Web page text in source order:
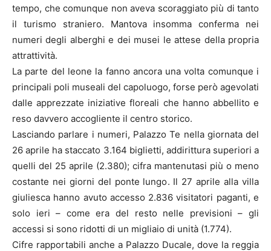
tempo, che comunque non aveva scoraggiato più di tanto
il turismo straniero. Mantova insomma conferma nei
numeri degli alberghi e dei musei le attese della propria
attrattività.
La parte del leone la fanno ancora una volta comunque i
principali poli museali del capoluogo, forse però agevolati
dalle apprezzate iniziative floreali che hanno abbellito e
reso davvero accogliente il centro storico.
Lasciando parlare i numeri, Palazzo Te nella giornata del
26 aprile ha staccato 3.164 biglietti, addirittura superiori a
quelli del 25 aprile (2.380); cifra mantenutasi più o meno
costante nei giorni del ponte lungo. Il 27 aprile alla villa
giuliesca hanno avuto accesso 2.836 visitatori paganti, e
solo ieri – come era del resto nelle previsioni – gli
accessi si sono ridotti di un migliaio di unità (1.774).
Cifre rapportabili anche a Palazzo Ducale, dove la reggia